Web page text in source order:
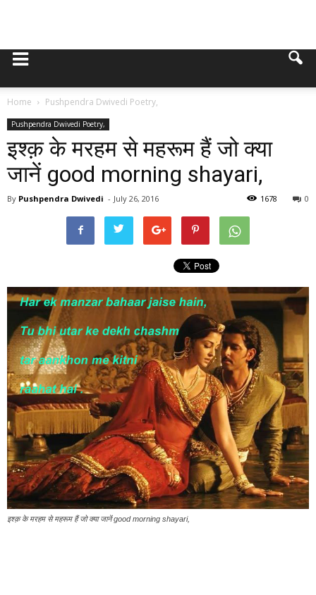
Home Pushpendra Dwivedi Poetry,
Pushpendra Dwivedi Poetry,
इश्क़ के मरहम से महरूम हैं जो क्या
जानें good morning shayari,
By Pushpendra Dwivedi - July 26, 2016 0
1678
इश्क़ के मरहम से महरूम हैं जो क्या जानें good morning shayari,